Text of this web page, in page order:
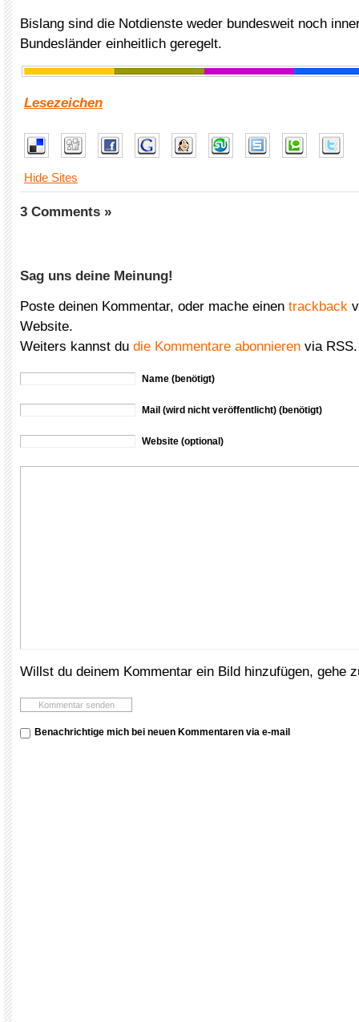
Bislang sind die Notdienste weder bundesweit noch
Bundesländer einheitlich geregelt.
Lesezeichen
Hide Sites
3 Comments »
Sag uns deine Meinung!
Poste deinen Kommentar, oder mache einen trackback
Website.
Weiters kannst du die Kommentare abonnieren via RSS.
Name (benötigt)
Mail (wird nicht veröffentlicht) (benötigt)
Website (optional)
Willst du deinem Kommentar ein Bild hinzufügen, gehe
Benachrichtige mich bei neuen Kommentaren via e-mail